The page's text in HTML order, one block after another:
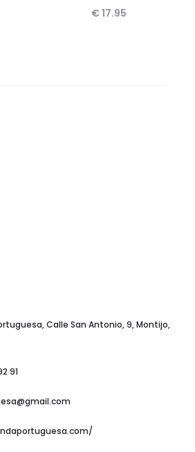
€ 17.95
Calle San Antonio, 9, Montijo,
91